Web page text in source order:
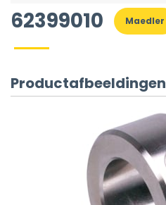
62399010 Maedler
Productafbeeldingen